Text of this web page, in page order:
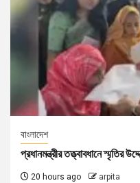
বাংলাদেশ
প্রধানমন্ত্রীর তত্ত্বাবধানে স্মৃতির
20 hours ago arpita